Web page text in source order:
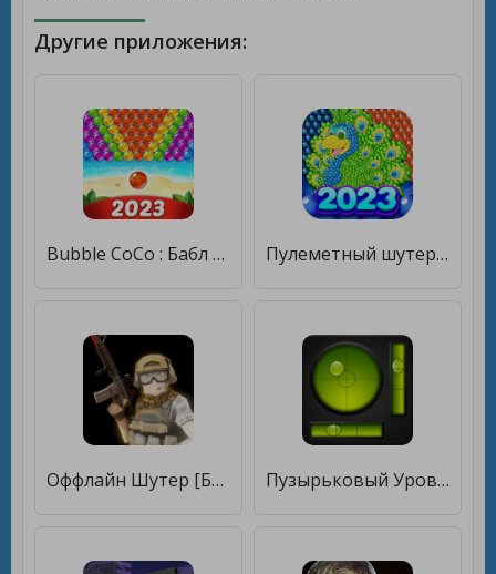
Другие приложения:
Bubble CoCo : Бабл шутер [Много денег] Пулеметный шутер [Мод меню]
Оффлайн Шутер [Бесплатные покупки] Пузырьковый Уровень [Полная версия]